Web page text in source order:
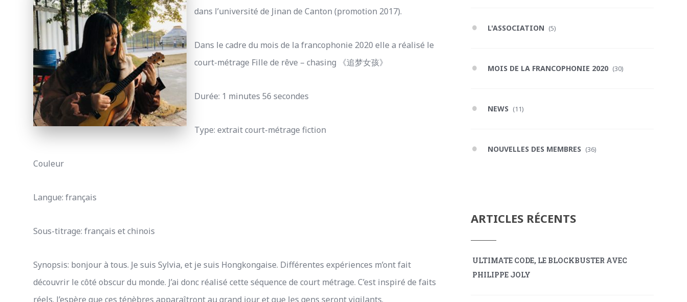
dans l’université de Jinan de Canton (promotion 2017).
Dans le cadre du mois de la francophonie 2020 elle a réalisé le
court-métrage Fille de rêve – chasing 《追梦女孩》
Durée: 1 minutes 56 secondes
Type: extrait court-métrage fiction
Couleur
Langue: français
Sous-titrage: français et chinois
Synopsis: bonjour à tous. Je suis Sylvia, et je suis Hongkongaise. Différentes expériences m’ont fait
découvrir le côté obscur du monde. J’ai donc réalisé cette séquence de court métrage. C’est inspiré de faits
réels. J’espère que ces ténèbres apparaîtront au grand jour et que les gens seront vigilants.
L'ASSOCIATION (5)
MOIS DE LA FRANCOPHONIE 2020 (30)
NEWS (11)
NOUVELLES DES MEMBRES (36)
ARTICLES RÉCENTS
ULTIMATE CODE, LE BLOCKBUSTER AVEC
PHILIPPE JOLY